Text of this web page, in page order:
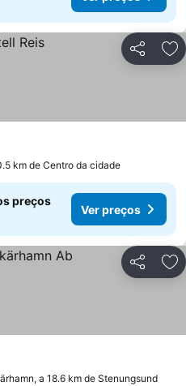
Partilhar
km de Centro da cidade
preços
Ver preços
Partilhar
a 18.6 km de Stenungsund